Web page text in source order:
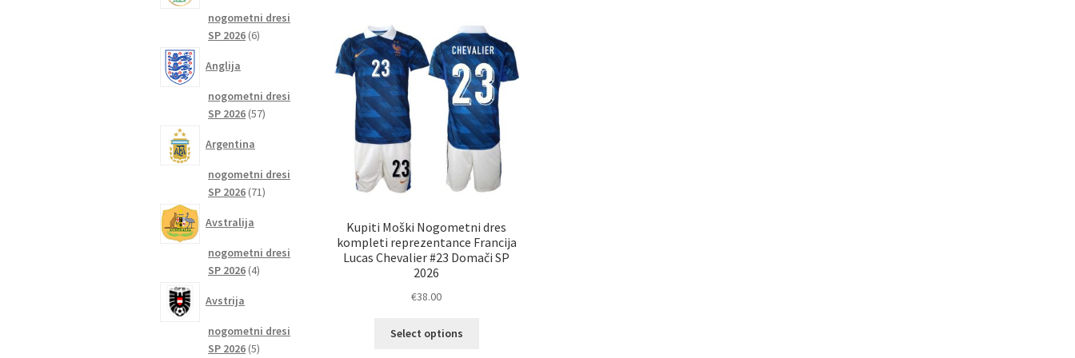
Kupiti Moški Nogometni dres
kompleti reprezentance Francija
Lucas Chevalier #23 Domači SP
2026
€38.00
Select options
nogometni dresi
SP 2026 66
Anglija
nogometni dresi
SP 2026 5757
Argentina
nogometni dresi
SP 2026 7171
Avstralija
nogometni dresi
SP 2026 44
Avstrija
nogometni dresi
SP 2026 55